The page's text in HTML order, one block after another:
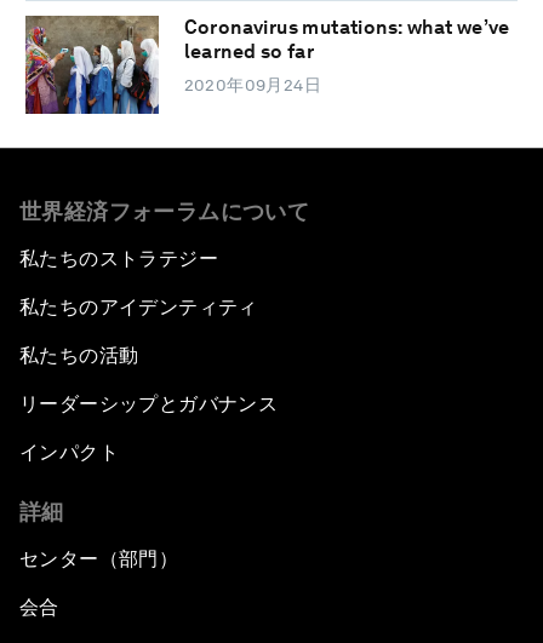
Coronavirus mutations: what we’ve
learned so far
2020年09月24日
世界経済フォーラムについて
私たちのストラテジー
私たちのアイデンティティ
私たちの活動
リーダーシップとガバナンス
インパクト
詳細
センター（部門）
会合